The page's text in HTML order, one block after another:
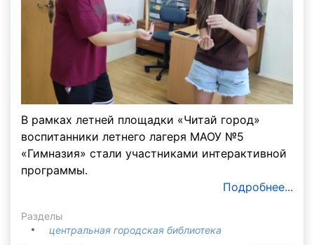
В рамках летней площадки «Читай город»
воспитанники летнего лагеря МАОУ №5
«Гимназия» стали участниками интерактивной
программы.
Подробнее...
Разделы
центральная городская библиотека